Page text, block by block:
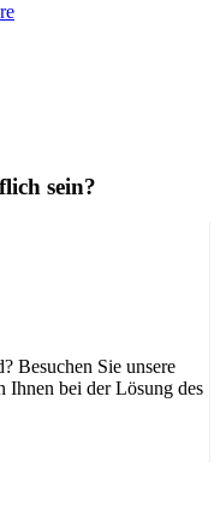
sein?
Besuchen Sie unsere
Ihnen bei der Lösung des